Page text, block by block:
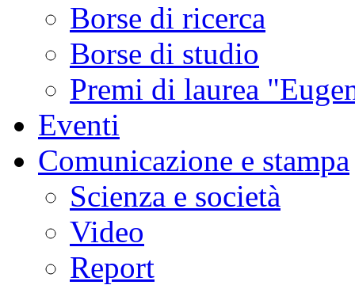
Borse di ricerca
Borse di studio
Premi di laurea
Eventi
Comunicazione e stampa
Scienza e società
Video
Report